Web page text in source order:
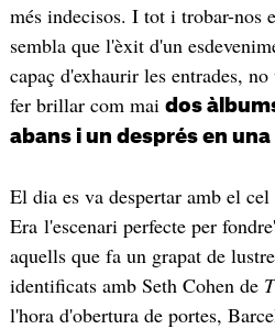
més indecisos. I tot i trobar-nos
sembla que l'èxit d'un
capaç d'exhaurir les entrades,
fer brillar com mai dos
abans i un després en
El dia es va despertar amb el
Era l'escenari perfecte per
aquells que fa un grapat de
identificats amb Seth Cohen de
l'hora d'obertura de portes,